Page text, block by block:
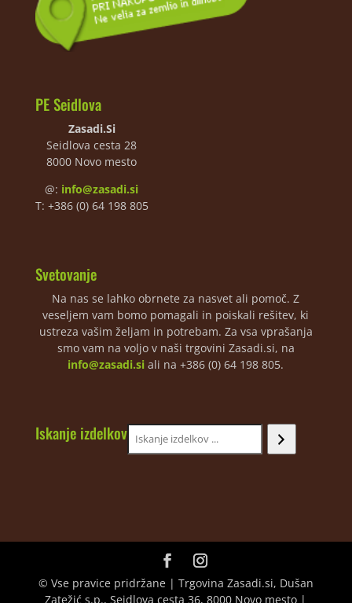
PE Seidlova
Zasadi.Si
Seidlova cesta 28
8000 Novo mesto
@: info@zasadi.si
T: +386 (0) 64 198 805
Svetovanje
Na nas se lahko obrnete za nasvet ali pomoč. Z
veseljem vam bomo pomagali in poiskali rešitev, ki
ustreza vašim željam in potrebam. Za vsa vprašanja
smo vam na voljo v naši trgovini Zasadi.si, na
info@zasadi.si ali na +386 (0) 64 198 805.
Iskanje izdelkov
© Vse pravice pridržane | Trgovina Zasadi.si, Dušan
Zatežić s.p., Seidlova cesta 36, 8000 Novo mesto |